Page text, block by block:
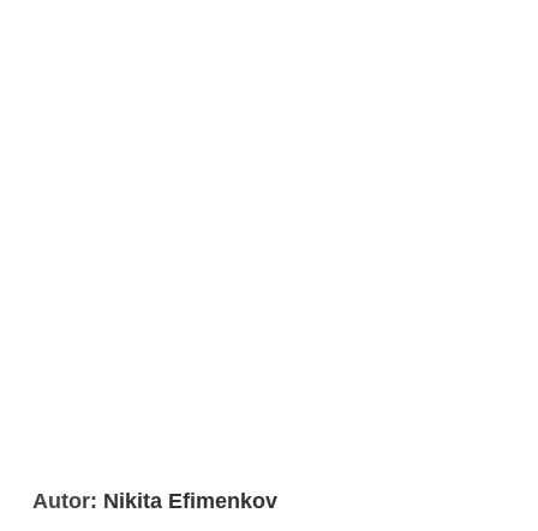
Autor: Nikita Efimenkov